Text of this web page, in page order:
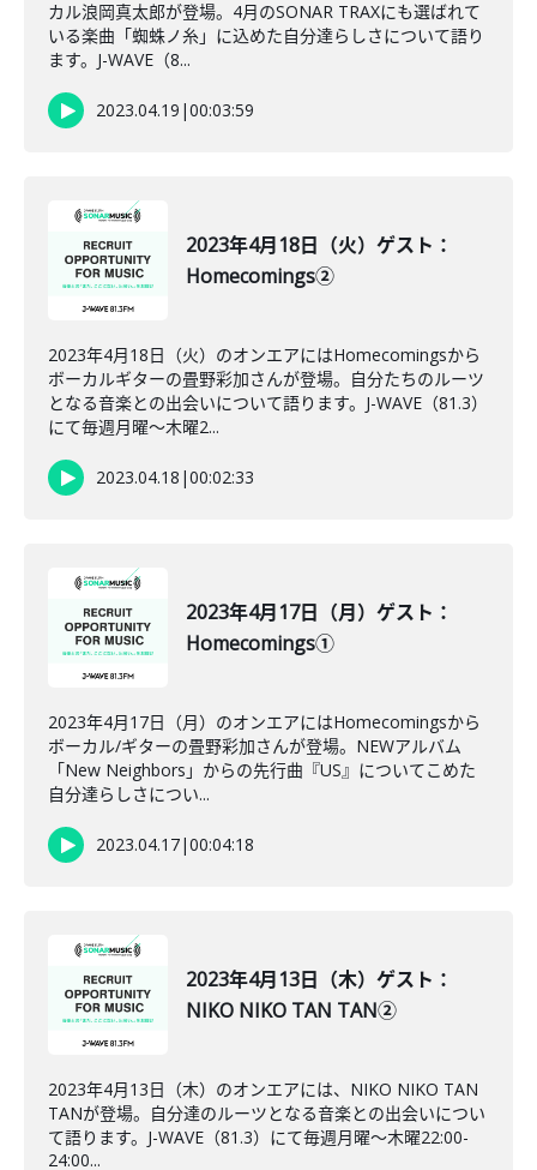
カル浪岡真太郎が登場。4月のSONAR TRAXにも選ばれて
いる楽曲「蜘蛛ノ糸」に込めた自分達らしさについて語り
ます。J-WAVE（8...
2023.04.19 |00:03:59
2023年4月18日（火）ゲスト：
Homecomings②
2023年4月18日（火）のオンエアにはHomecomingsから
ボーカルギターの畳野彩加さんが登場。自分たちのルーツ
となる音楽との出会いについて語ります。J-WAVE（81.3）
にて毎週月曜～木曜2...
2023.04.18 |00:02:33
2023年4月17日（月）ゲスト：
Homecomings①
2023年4月17日（月）のオンエアにはHomecomingsから
ボーカル/ギターの畳野彩加さんが登場。NEWアルバム
「New Neighbors」からの先行曲『US』についてこめた
自分達らしさについ...
2023.04.17|00:04:18
2023年4月13日（木）ゲスト：
NIKO NIKO TAN TAN②
2023年4月13日（木）のオンエアには、NIKO NIKO TAN
TANが登場。自分達のルーツとなる音楽との出会いについ
て語ります。J-WAVE（81.3）にて毎週月曜～木曜22:00-
24:00...